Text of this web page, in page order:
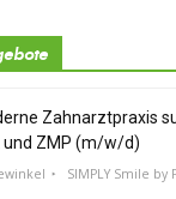
Zahnarztpraxis
und ZMP (m/w/d)
SIMPLY Smile